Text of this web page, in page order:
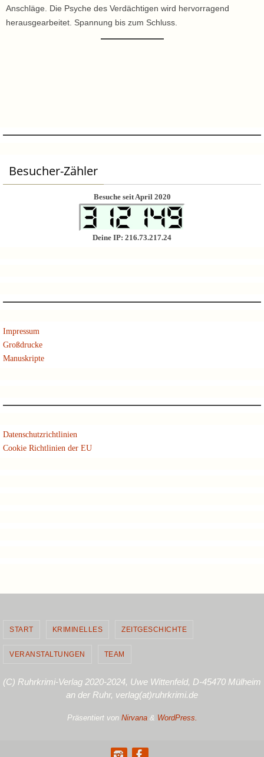
Anschläge. Die Psyche des Verdächtigen wird hervorragend
herausgearbeitet. Spannung bis zum Schluss.
Besucher-Zähler
Besuche seit April 2020
Deine IP: 216.73.217.24
Impressum
Großdrucke
Manuskripte
Datenschutzrichtlinien
Cookie Richtlinien der EU
START KRIMINELLES ZEITGESCHICHTE
VERANSTALTUNGEN TEAM
(C) Ruhrkrimi-Verlag 2020-2024, Uwe Wittenfeld, D-45470 Mülheim
an der Ruhr, verlag(at)ruhrkrimi.de
Präsentiert von Nirvana& WordPress.